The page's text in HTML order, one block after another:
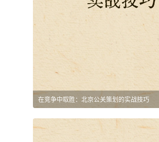
在竞争中取胜：北京公关策划的实战技巧